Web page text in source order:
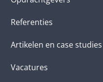
Referenties
Artikelen en case studies
Vacatures